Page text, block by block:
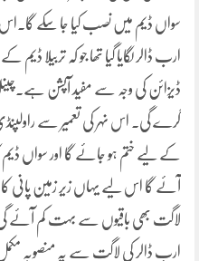
ارب ڈالر لگایا گیا تھا جو کہ
ڈیزائن کی وجہ سے مفید آپشن
گرے گی۔ اس نہر کی تعمیر سے راولپنڈی
کے لیے ختم ہو جائے گا اور سواں ڈیم
آئے گا اس لیے یہاں زیر زمین پانی
ارب ڈالر کی لاگت سے یہ منصوبہ